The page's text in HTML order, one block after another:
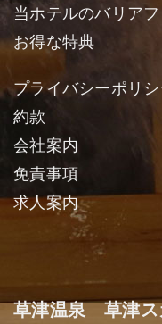
当ホテルのバリア
お得な特典
プライバシーポリ
約款
会社案内
免責事項
求人案内
草津温泉 草津ス